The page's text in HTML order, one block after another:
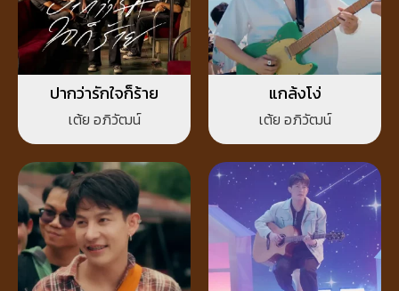
ปากว่ารักใจก็ร้าย
เต้ย อภิวัฒน์
แกล้งโง่
เต้ย อภิวัฒน์